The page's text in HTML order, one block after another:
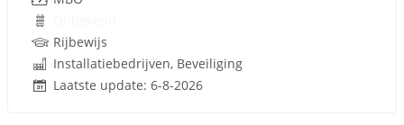
Rijbewijs
Installatiebedrijven, Beveiliging
Laatste update: 6-8-2026